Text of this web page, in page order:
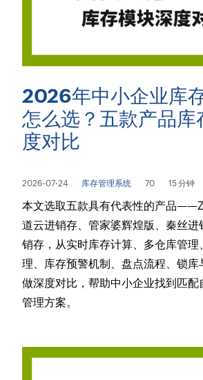
2026年中小企业库
怎么选？五款产品库
度对比
2026-07-24 库存管理系统 70 15 分钟
本文选取五款具有代表性的产品
道云进销存、管家婆辉煌版、秦丝进
销存，从实时库存计算、多仓库管理
理、库存预警机制、盘点流程、锁库
做深度对比，帮助中小企业找到匹配
管理方案。